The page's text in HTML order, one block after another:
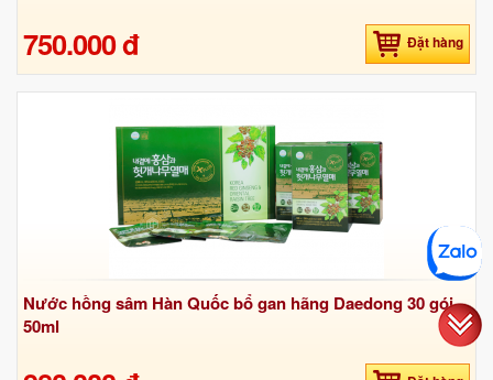
750.000 đ Đặt hàng
Nước hồng sâm Hàn Quốc bổ gan hãng Daedong 30 gói
50ml